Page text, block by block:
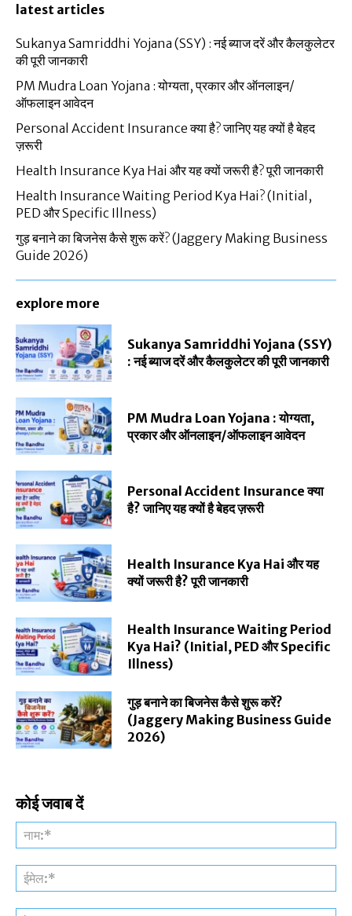
latest articles
Sukanya Samriddhi Yojana (SSY) : नई ब्याज दरें और कैलकुलेटर
की पूरी जानकारी
PM Mudra Loan Yojana : योग्यता, प्रकार और ऑनलाइन/
ऑफलाइन आवेदन
Personal Accident Insurance क्या है? जानिए यह क्यों है बेहद
ज़रूरी
Health Insurance Kya Hai और यह क्यों जरूरी है? पूरी जानकारी
Health Insurance Waiting Period Kya Hai? (Initial,
PED और Specific Illness)
गुड़ बनाने का बिजनेस कैसे शुरू करें? (Jaggery Making Business
Guide 2026)
explore more
Sukanya Samriddhi Yojana (SSY)
: नई ब्याज दरें और कैलकुलेटर की पूरी जानकारी
PM Mudra Loan Yojana : योग्यता,
प्रकार और ऑनलाइन/ऑफलाइन आवेदन
Personal Accident Insurance क्या
है? जानिए यह क्यों है बेहद ज़रूरी
Health Insurance Kya Hai और यह
क्यों जरूरी है? पूरी जानकारी
Health Insurance Waiting Period
Kya Hai? (Initial, PED और Specific
Illness)
गुड़ बनाने का बिजनेस कैसे शुरू करें?
(Jaggery Making Business Guide
2026)
कोई जवाब दें